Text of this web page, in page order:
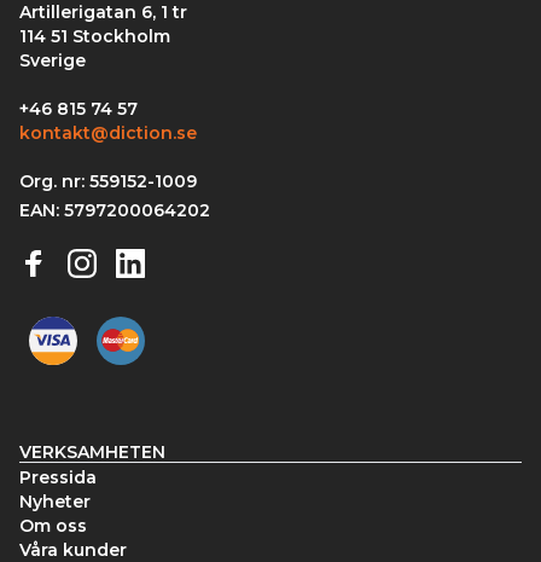
Artillerigatan 6, 1 tr
114 51 Stockholm
Sverige
+46 815 74 57
kontakt@diction.se
Org. nr: 559152-1009
EAN: 5797200064202
VERKSAMHETEN
Pressida
Nyheter
Om oss
Våra kunder